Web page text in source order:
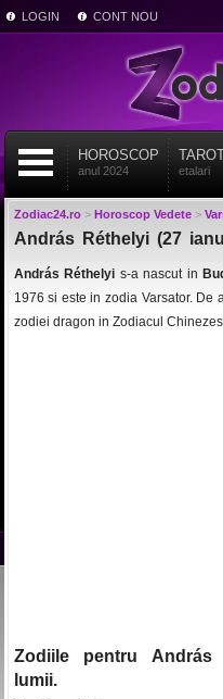
LOGIN CONT NOU
HOROSCOP
anul 2024 etalari
Zodiac24.ro> Horoscop Vedete>
András Réthelyi (27
András Réthelyi s-a nascut in
1976 si este in zodia Varsator. De
zodiei dragon in Zodiacul
Zodiile pentru
lumii.